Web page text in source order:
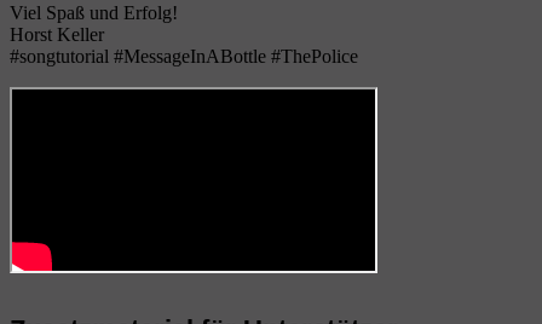
Viel Spaß und Erfolg!
Horst Keller
#songtutorial #MessageInABottle #ThePolice